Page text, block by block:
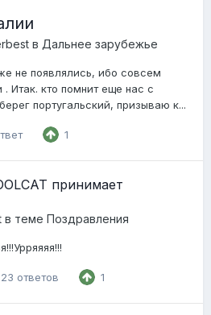
в Дальнее зарубежье
не появлялись, ибо совсем
. Итак. кто помнит еще нас с
португальский, призываю к...
1
принимает
в теме Поздравления
23 ответов 1